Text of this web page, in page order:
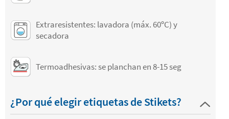
Extraresistentes: lavadora (máx. 60ºC) y
secadora
Termoadhesivas: se planchan en 8-15 seg
¿Por qué elegir etiquetas de Stikets?